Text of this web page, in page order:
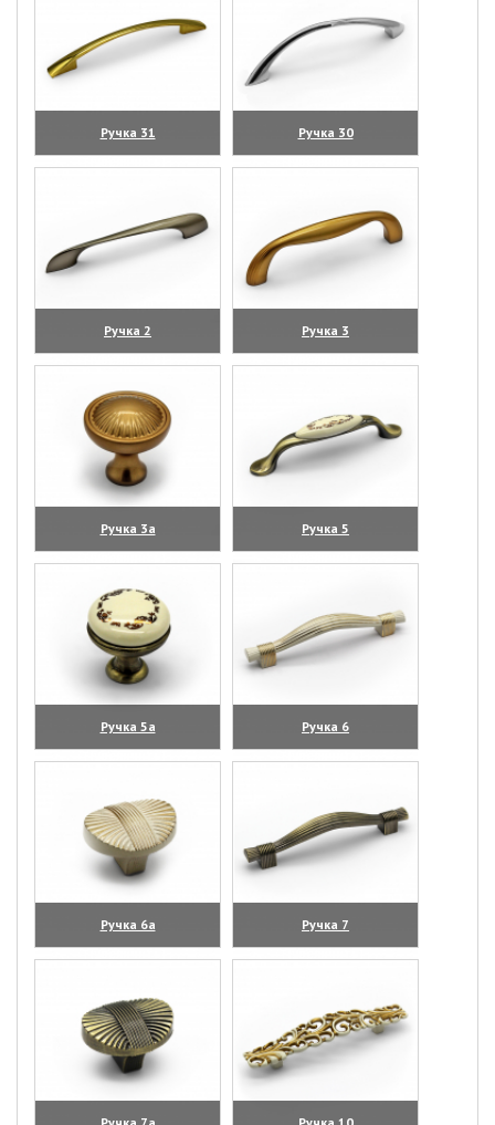
Ручка 31
(увеличить)
Ручка 30
(увеличить)
Ручка 2
(увеличить)
Ручка 3
(увеличить)
Ручка 3а
(увеличить)
Ручка 5
(увеличить)
Ручка 5а
(увеличить)
Ручка 6
(увеличить)
Ручка 6а
(увеличить)
Ручка 7
(увеличить)